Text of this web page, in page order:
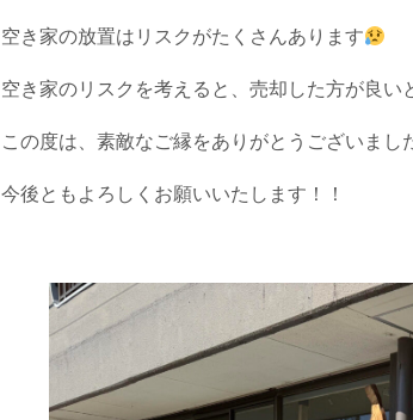
空き家の放置はリスクがたくさんあります
空き家のリスクを考えると、売却した方が良い
この度は、素敵なご縁をありがとうございまし
今後ともよろしくお願いいたします！！